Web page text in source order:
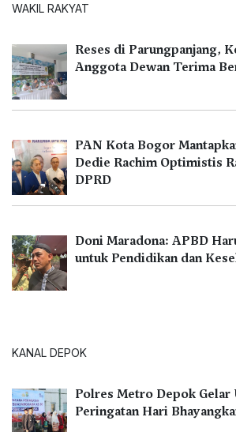
WAKIL RAKYAT
Reses di Parungpanjang,
Anggota Dewan Terima
PAN Kota Bogor
Dedie Rachim Optimistis
DPRD
Doni Maradona: APBD
untuk Pendidikan dan
KANAL DEPOK
Polres Metro Depok Gelar
Peringatan Hari